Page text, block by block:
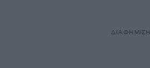
ΔΙΑΦΗΜΙΣΗ